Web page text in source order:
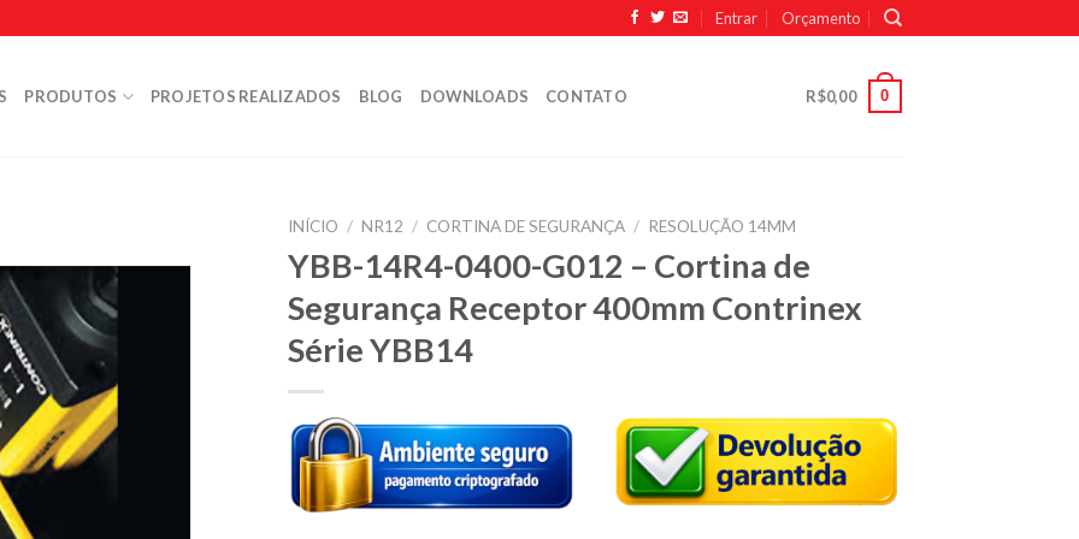
Entrar Orçamento
PRODUTOS PROJETOS REALIZADOS BLOG DOWNLOADS CONTATO R$0,00 0
INÍCIO / NR12 / CORTINA DE SEGURANÇA / RESOLUÇÃO 14MM
YBB-14R4-0400-G012 – Cortina de
Segurança Receptor 400mm Contrinex
Série YBB14